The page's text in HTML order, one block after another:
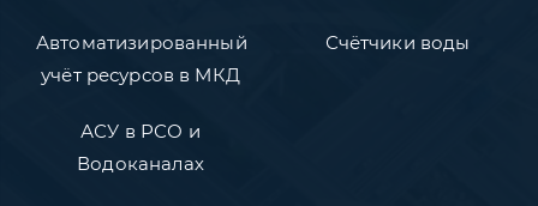
Автоматизированный
учёт ресурсов в МКД
АСУ в РСО и
Водоканалах
Счётчики воды